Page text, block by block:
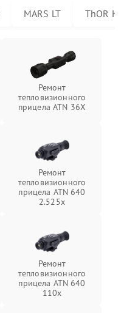
MARS LT ThOR HD
Ремонт
тепловизионного
прицела ATN 36X
Ремонт
тепловизионного
прицела ATN 640
2.525x
Ремонт
тепловизионного
прицела ATN 640
110x